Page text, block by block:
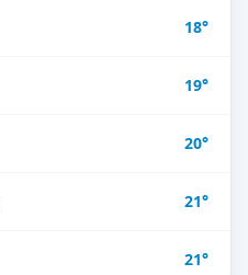
18°
19°
20°
21°
21°